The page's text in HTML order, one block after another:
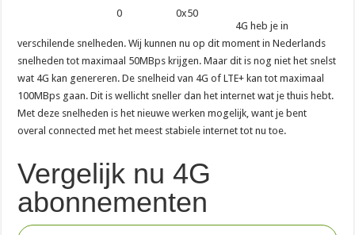
4G heb je in
verschilende snelheden. Wij kunnen nu op dit moment in Nederlands
snelheden tot maximaal 50MBps krijgen. Maar dit is nog niet het snelst
wat 4G kan genereren. De snelheid van 4G of LTE+ kan tot maximaal
100MBps gaan. Dit is wellicht sneller dan het internet wat je thuis hebt.
Met deze snelheden is het nieuwe werken mogelijk, want je bent
overal connected met het meest stabiele internet tot nu toe.
Vergelijk nu 4G
abonnementen